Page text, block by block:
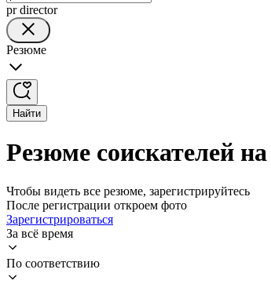
pr director
Резюме
Найти
Резюме соискателей
Чтобы видеть все резюме, зарегистрируйтесь
После регистрации откроем фото
Зарегистрироваться
За всё время
По соответствию